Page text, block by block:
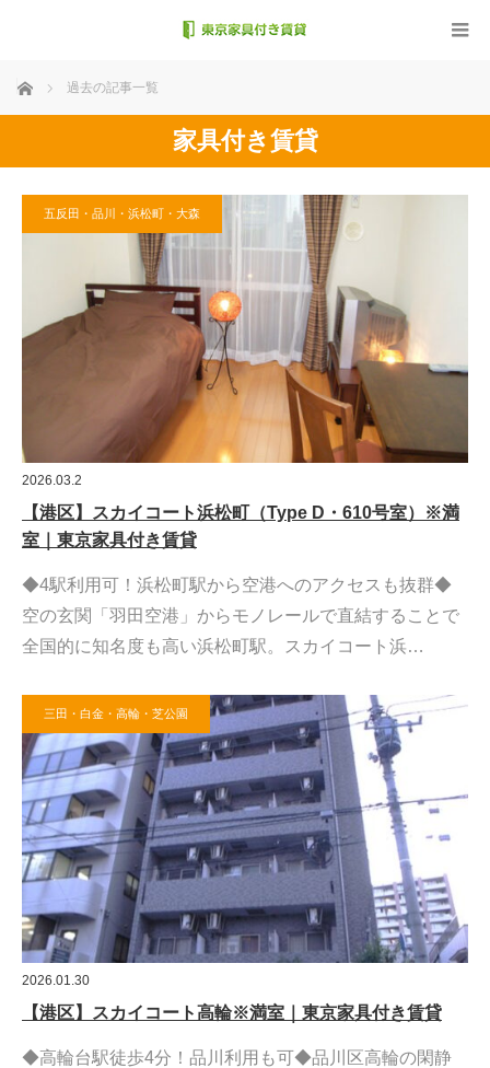
ホーム 過去の記事一覧
家具付き賃貸
五反田・品川・浜松町・大森
2026.03.2
【港区】スカイコート浜松町（Type D・610号室）※満
室｜東京家具付き賃貸
◆4駅利用可！浜松町駅から空港へのアクセスも抜群◆
空の玄関「羽田空港」からモノレールで直結することで
全国的に知名度も高い浜松町駅。スカイコート浜…
三田・白金・高輪・芝公園
2026.01.30
【港区】スカイコート高輪※満室｜東京家具付き賃貸
◆高輪台駅徒歩4分！品川利用も可◆品川区高輪の閑静